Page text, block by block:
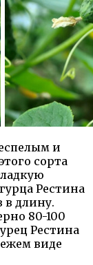
и
сорта
Рестина
в длину.
80-100
Рестина
виде